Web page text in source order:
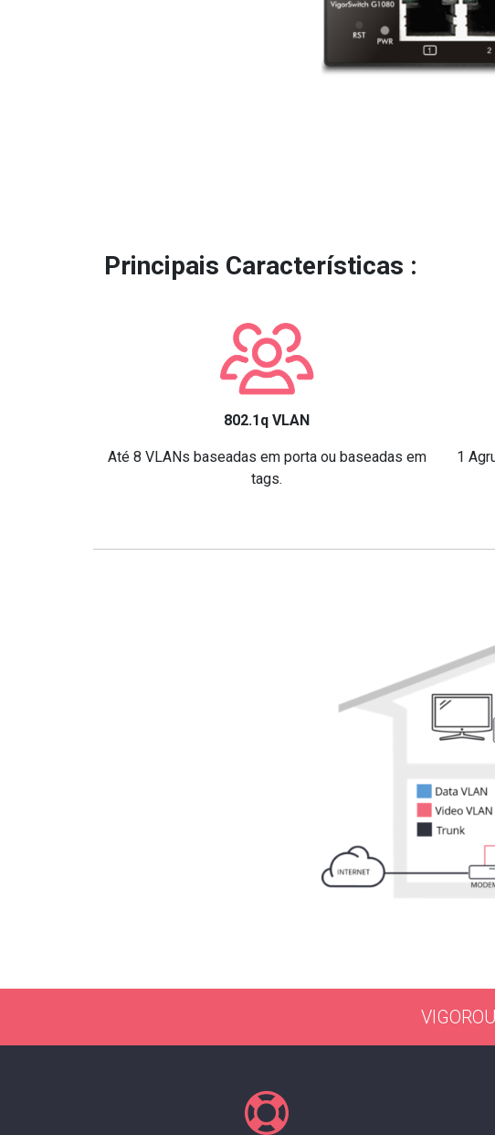
Principais Características :
802.1q VLAN
Até 8 VLANs baseadas em porta ou baseadas em
tags.
1